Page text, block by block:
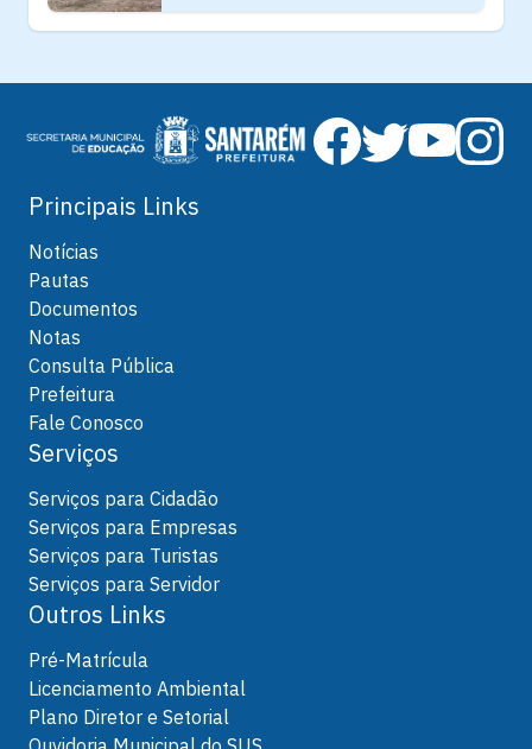
Principais Links
Notícias
Pautas
Documentos
Notas
Consulta Pública
Prefeitura
Fale Conosco
Serviços
Serviços para Cidadão
Serviços para Empresas
Serviços para Turistas
Serviços para Servidor
Outros Links
Pré-Matrícula
Licenciamento Ambiental
Plano Diretor e Setorial